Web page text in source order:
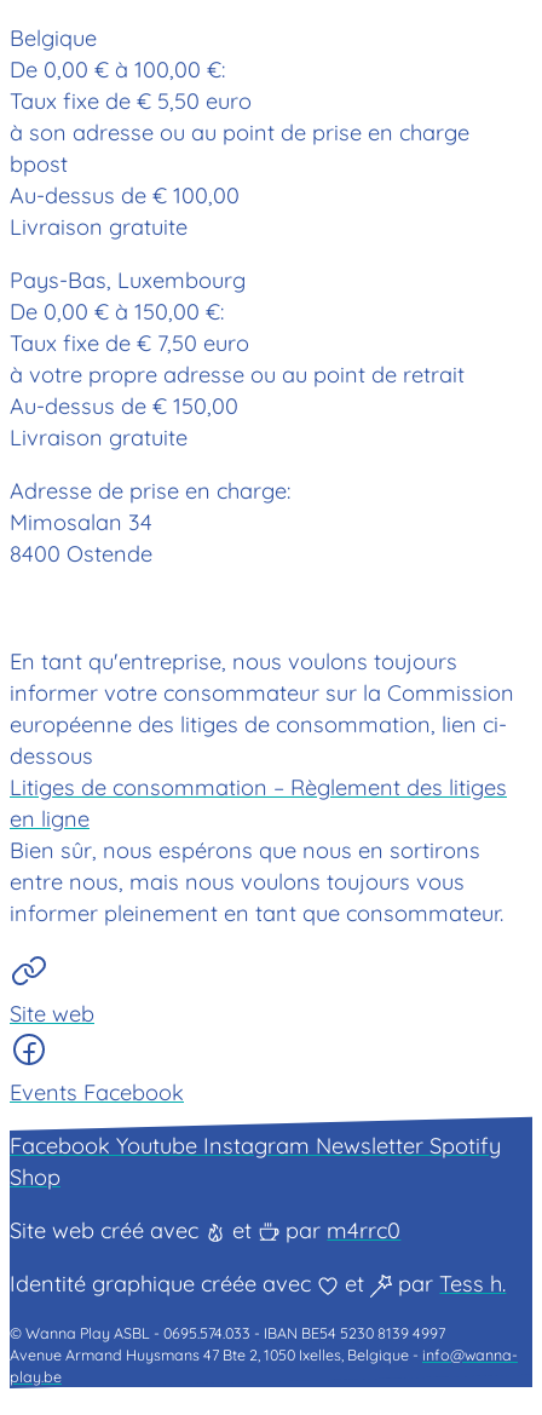
Belgique
De 0,00 € à 100,00 €:
Taux fixe de € 5,50 euro
à son adresse ou au point de prise en charge
bpost
Au-dessus de € 100,00
Livraison gratuite
Pays-Bas, Luxembourg
De 0,00 € à 150,00 €:
Taux fixe de € 7,50 euro
à votre propre adresse ou au point de retrait
Au-dessus de € 150,00
Livraison gratuite
Adresse de prise en charge:
Mimosalan 34
8400 Ostende
En tant qu'entreprise, nous voulons toujours
informer votre consommateur sur la Commission
européenne des litiges de consommation, lien ci-
dessous
Litiges de consommation – Règlement des litiges
en ligne
Bien sûr, nous espérons que nous en sortirons
entre nous, mais nous voulons toujours vous
informer pleinement en tant que consommateur.
Site web
Events Facebook
Facebook Youtube Instagram Newsletter Spotify
Shop
Site web créé avec
et par m4rrc0
Identité graphique créée avec
et parTess h.
© Wanna Play ASBL - 0695.574.033 - IBAN BE54 5230 8139 4997
Avenue Armand Huysmans 47 Bte 2, 1050 Ixelles, Belgique -